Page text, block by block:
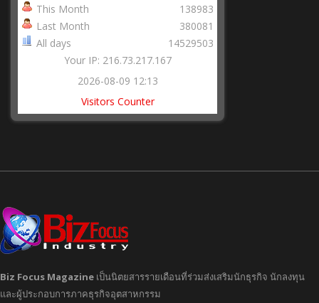
This Month
Last Month
All days
138983
380081
14529503
Your IP: 216.73.217.167
2026-08-09 12:13
Visitors Counter
Biz Focus Magazine เป็นนิตยสารรายเดือนที่ร่วมส่งเสริมนักธุรกิจ นักลงทุน
และผู้ประกอบการภาคธุรกิจอุตสาหกรรม